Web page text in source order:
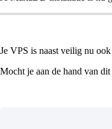
Je VPS is naast veilig nu
Mocht je aan de hand van